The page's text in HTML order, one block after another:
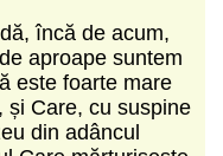
încă de acum,
aproape suntem
este foarte mare
și Care, cu suspine
din adâncul